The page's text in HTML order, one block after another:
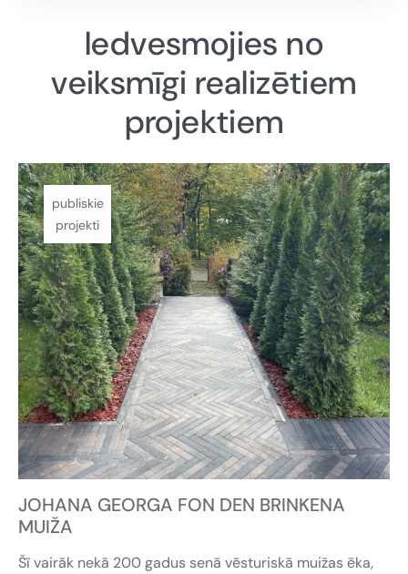
Iedvesmojies no
veiksmīgi realizētiem
projektiem
publiskie
projekti
JOHANA GEORGA FON DEN BRINKENA
MUIŽA
Šī vairāk nekā 200 gadus senā vēsturiskā muižas ēka,